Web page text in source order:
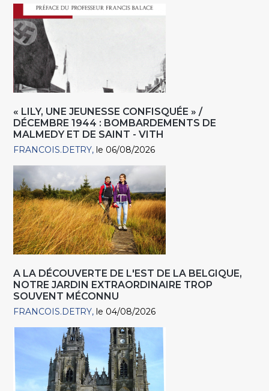
« LILY, UNE JEUNESSE CONFISQUÉE » /
DÉCEMBRE 1944 : BOMBARDEMENTS DE
MALMEDY ET DE SAINT - VITH
FRANCOIS.DETRY le 06/08/2026
A LA DÉCOUVERTE DE L'EST DE LA BELGIQUE,
NOTRE JARDIN EXTRAORDINAIRE TROP
SOUVENT MÉCONNU
FRANCOIS.DETRY le 04/08/2026